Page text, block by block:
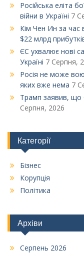
Російська еліта
війни в Україні 7
Кім Чен Ин за час
$22 млрд
ЄС ухвалює нові
Україні 7 Серпня,
Росія не може
яких вже нема 7
Трамп заявив, що
Серпня, 2026
Категорії
Бізнес
Корупція
Політика
Архіви
Серпень 2026